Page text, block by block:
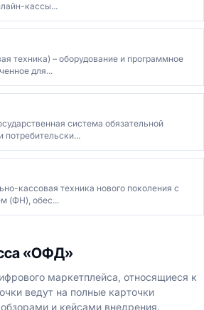
кассы...
техника) – оборудование и программное
для...
система обязательной
потребительски...
кассовая техника нового поколения с
(ФН), обес...
«ОФД»
маркетплейса, относящиеся к
ведут на полные карточки
и кейсами внедрения.